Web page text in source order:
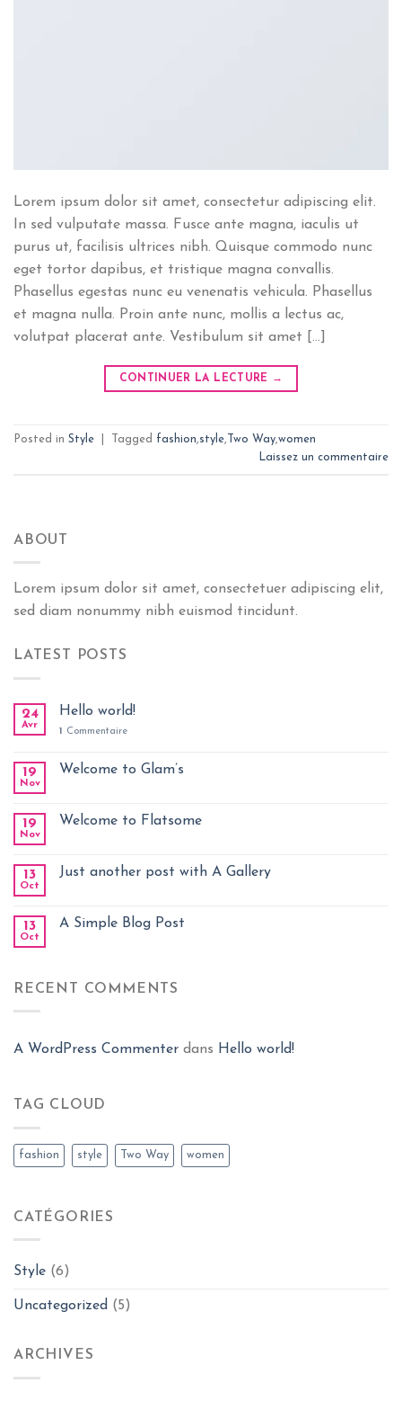
Lorem ipsum dolor sit amet, consectetur adipiscing elit.
In sed vulputate massa. Fusce ante magna, iaculis ut
purus ut, facilisis ultrices nibh. Quisque commodo nunc
eget tortor dapibus, et tristique magna convallis.
Phasellus egestas nunc eu venenatis vehicula. Phasellus
et magna nulla. Proin ante nunc, mollis a lectus ac,
volutpat placerat ante. Vestibulum sit amet […]
CONTINUER LA LECTURE →
Posted in Style Tagged fashion,style, Two Way,women
Laissez un commentaire
ABOUT
Lorem ipsum dolor sit amet, consectetuer adipiscing elit,
sed diam nonummy nibh euismod tincidunt.
LATEST POSTS
24
Avr
Hello world!
1 Commentaire
19
Nov
Welcome to Glam’s
19
Nov
Welcome to Flatsome
13
Oct
Just another post with A Gallery
13
Oct
A Simple Blog Post
RECENT COMMENTS
A WordPress Commenter dans Hello world!
TAG CLOUD
fashion style Two Way women
CATÉGORIES
Style (6)
Uncategorized (5)
ARCHIVES